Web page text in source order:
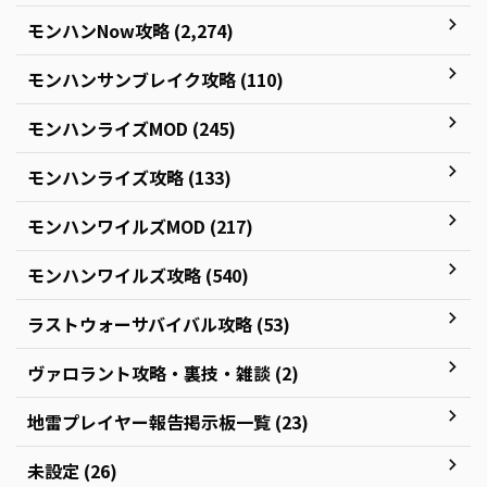
モンハンNow攻略 (2,274)
モンハンサンブレイク攻略 (110)
モンハンライズMOD (245)
モンハンライズ攻略 (133)
モンハンワイルズMOD (217)
モンハンワイルズ攻略 (540)
ラストウォーサバイバル攻略 (53)
ヴァロラント攻略・裏技・雑談 (2)
地雷プレイヤー報告掲示板一覧 (23)
未設定 (26)